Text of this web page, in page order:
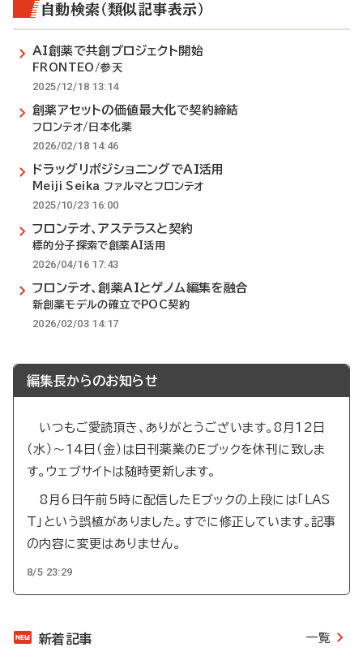
自動検索（類似記事表示）
AI創薬で共創プロジェクト開始
FRONTEO/参天
2025/12/18 13:14
創薬アセットの価値最大化で契約締結
フロンテオ/日本化薬
2026/02/18 14:46
ドラッグリポジショニングでAI活用
Meiji Seika ファルマとフロンテオ
2025/10/23 16:00
フロンテオ、アステラスと契約
標的分子探索で創薬AI活用
2026/04/16 17:43
フロンテオ、創薬AIとゲノム編集を融合
新創薬モデルの確立でPOC契約
2026/02/03 14:17
編集長からのお知らせ
いつもご愛読頂き、ありがとうございます。8月12日
（水）～14日（金）は日刊薬業のEブックを休刊に致しま
す。ウェブサイトは随時更新します。
8月6日午前5時に配信したEブックの上段には「LAS
T」という誤植がありました。すでに修正しています。記事
の内容に変更はありません。
8/5 23:29
新着記事 一覧